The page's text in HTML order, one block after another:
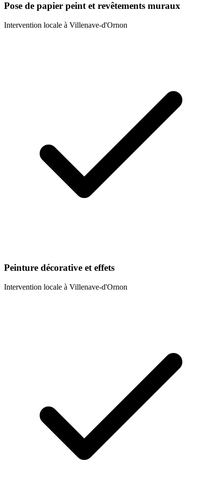
Pose de papier peint et revêtements muraux
Intervention locale à Villenave-d'Ornon
Peinture décorative et effets
Intervention locale à Villenave-d'Ornon